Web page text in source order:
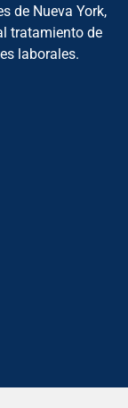
de Nueva York,
tratamiento de
laborales.